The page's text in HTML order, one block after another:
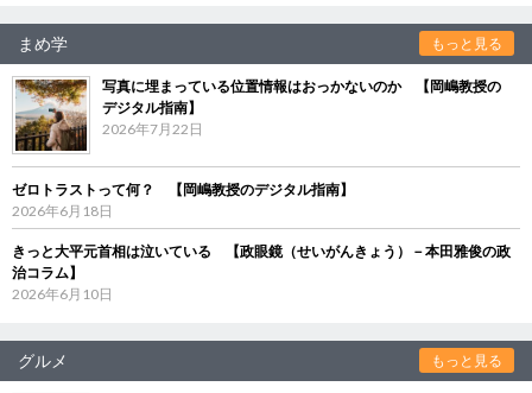
まめ学 もっと見る
写真に埋まっている位置情報はおっかないのか 【岡嶋教授の
デジタル指南】
2026年7月22日
ゼロトラストって何？ 【岡嶋教授のデジタル指南】
2026年6月18日
きっと大平元首相は泣いている 【政眼鏡（せいがんきょう）－本田雅俊の政
治コラム】
2026年6月10日
グルメ もっと見る